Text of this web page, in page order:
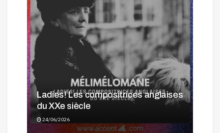
Ladies! Les compositrices anglaises
du XXe siècle
24/06/2026